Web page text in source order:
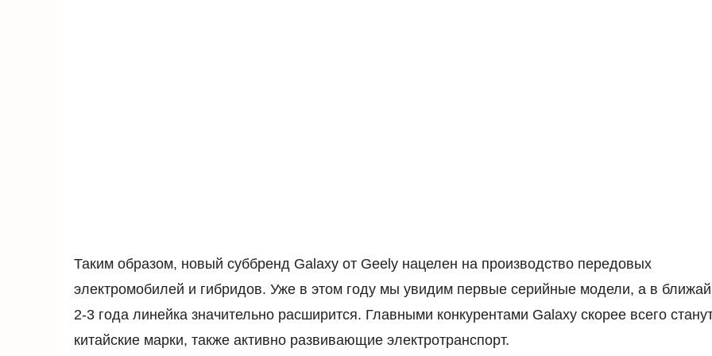
Таким образом, новый суббренд Galaxy от Geely нацелен на производство передовых
электромобилей и гибридов. Уже в этом году мы увидим первые серийные модели, а в
2-3 года линейка значительно расширится. Главными конкурентами Galaxy скорее всего
китайские марки, также активно развивающие электротранспорт.